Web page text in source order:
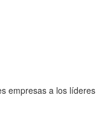
empresas a los líderes